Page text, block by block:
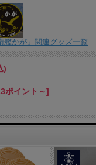
艦かが」関連グッズ一覧
)
ポイント～]